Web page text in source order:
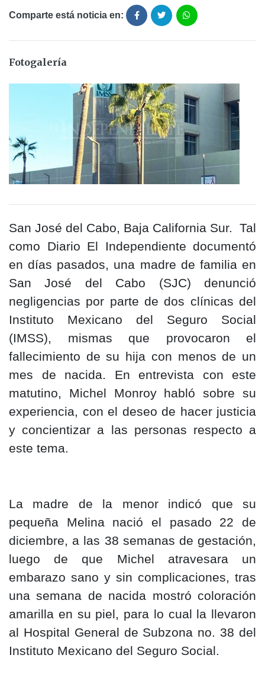
Comparte está noticia en:
Fotogalería
San José del Cabo, Baja California Sur. Tal
como Diario El Independiente documentó
en días pasados, una madre de familia en
San José del Cabo (SJC) denunció
negligencias por parte de dos clínicas del
Instituto Mexicano del Seguro Social
(IMSS), mismas que provocaron el
fallecimiento de su hija con menos de un
mes de nacida. En entrevista con este
matutino, Michel Monroy habló sobre su
experiencia, con el deseo de hacer justicia
y concientizar a las personas respecto a
este tema.
La madre de la menor indicó que su
pequeña Melina nació el pasado 22 de
diciembre, a las 38 semanas de gestación,
luego de que Michel atravesara un
embarazo sano y sin complicaciones, tras
una semana de nacida mostró coloración
amarilla en su piel, para lo cual la llevaron
al Hospital General de Subzona no. 38 del
Instituto Mexicano del Seguro Social.